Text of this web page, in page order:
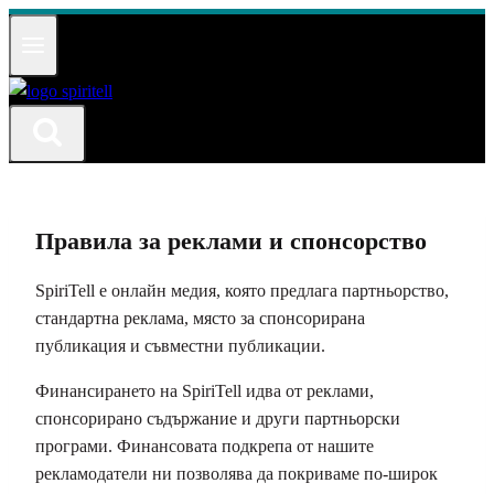
Към
Правила за реклами и спонсорство
SpiriTell е онлайн медия, която предлага партньорство,
стандартна реклама, място за спонсорирана
публикация и съвместни публикации.
Финансирането на SpiriTell идва от реклами,
спонсорирано съдържание и други партньорски
програми. Финансовата подкрепа от нашите
рекламодатели ни позволява да покриваме по-широк